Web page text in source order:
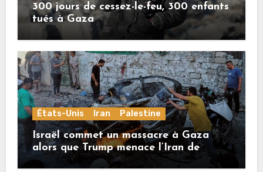
300 jours de cessez-le-feu, 300 enfants
tués à Gaza
États-Unis Iran Palestine
Israël commet un massacre à Gaza
alors que Trump menace l’Iran de
«décapitation»